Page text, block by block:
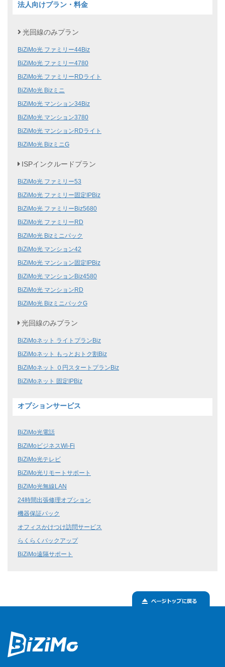
法人向けプラン・料金
光回線のみプラン
BiZiMo光 ファミリー44Biz
BiZiMo光 ファミリー4780
BiZiMo光 ファミリーRDライト
BiZiMo光 Bizミニ
BiZiMo光 マンション34Biz
BiZiMo光 マンション3780
BiZiMo光 マンションRDライト
BiZiMo光 BizミニG
ISPインクルードプラン
BiZiMo光 ファミリー53
BiZiMo光 ファミリー固定IPBiz
BiZiMo光 ファミリーBiz5680
BiZiMo光 ファミリーRD
BiZiMo光 Bizミニパック
BiZiMo光 マンション42
BiZiMo光 マンション固定IPBiz
BiZiMo光 マンションBiz4580
BiZiMo光 マンションRD
BiZiMo光 BizミニパックG
光回線のみプラン
BiZiMoネット ライトプランBiz
BiZiMoネット もっとおトク割Biz
BiZiMoネット ０円スタートプランBiz
BiZiMoネット 固定IPBiz
オプションサービス
BiZiMo光電話
BiZiMoビジネスWi-Fi
BiZiMo光テレビ
BiZiMo光リモートサポート
BiZiMo光無線LAN
24時間出張修理オプション
機器保証パック
オフィスかけつけ訪問サービス
らくらくバックアップ
BiZiMo遠隔サポート